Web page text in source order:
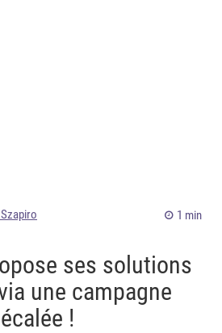
1 min
ses solutions
une campagne
!